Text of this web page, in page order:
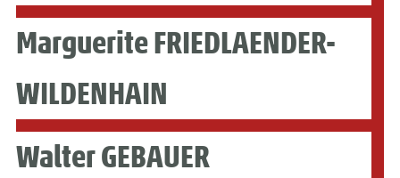
Marguerite FRIEDLAENDER-
WILDENHAIN
Walter GEBAUER